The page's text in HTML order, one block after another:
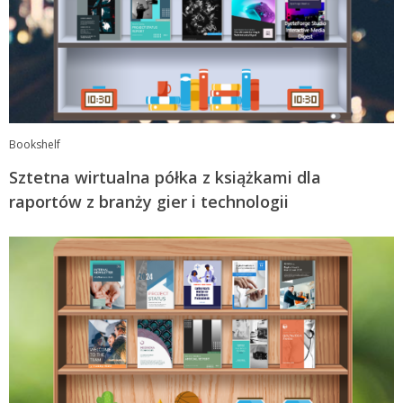
Bookshelf
Sztetna wirtualna półka z książkami dla
raportów z branży gier i technologii